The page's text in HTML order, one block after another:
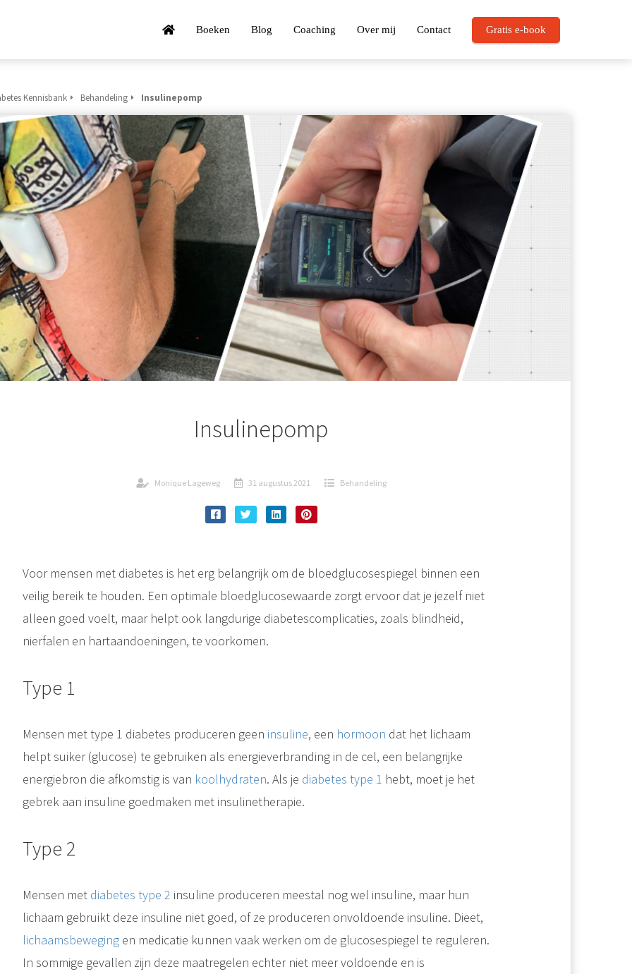
Boeken Blog Coaching Over mij Contact Gratis e-book
Kennisbank Behandeling Insulinepomp
Insulinepomp
Monique Lageweg 31 augustus 2021 Behandeling
Voor mensen met diabetes is het erg belangrijk om de bloedglucosespiegel binnen een
veilig bereik te houden. Een optimale bloedglucosewaarde zorgt ervoor dat je jezelf niet
alleen goed voelt, maar helpt ook langdurige diabetescomplicaties, zoals blindheid,
nierfalen en hartaandoeningen, te voorkomen.
Type 1
Mensen met type 1 diabetes produceren geen insuline, een hormoon dat het lichaam
helpt suiker (glucose) te gebruiken als energieverbranding in de cel, een belangrijke
energiebron die afkomstig is van koolhydraten. Als je diabetes type 1 hebt, moet je het
gebrek aan insuline goedmaken met insulinetherapie.
Type 2
Mensen met diabetes type 2 insuline produceren meestal nog wel insuline, maar hun
lichaam gebruikt deze insuline niet goed, of ze produceren onvoldoende insuline. Dieet,
lichaamsbewegingen medicatie kunnen vaak werken om de glucosespiegel te reguleren.
In sommige gevallen zijn deze maatregelen echter niet meer voldoende en is